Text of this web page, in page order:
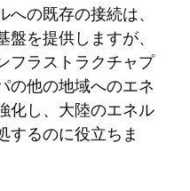
の既存の接続は、
を提供しますが、
フラストラクチャプ
の他の地域へのエネ
化し、大陸のエネル
するのに役立ちま